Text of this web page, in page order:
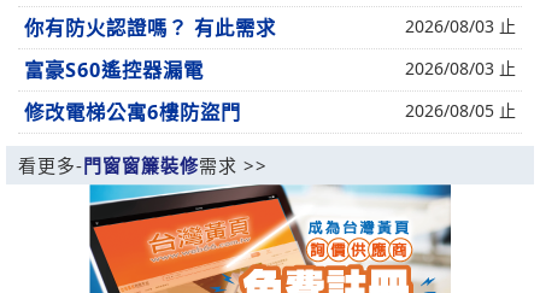
你有防火認證嗎？ 有此需求 2026/08/03 止
富豪S60遙控器漏電 2026/08/03 止
修改電梯公寓6樓防盜門 2026/08/05 止
看更多-門窗窗簾裝修需求 >>